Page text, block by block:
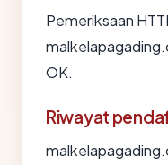
Pemeriksaan
OK.
Riwayat